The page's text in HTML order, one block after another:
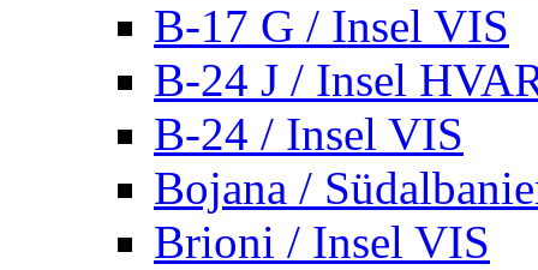
B-17 G / Insel VIS
B-24 J / Insel
B-24 / Insel VIS
Bojana /
Brioni / Insel VIS